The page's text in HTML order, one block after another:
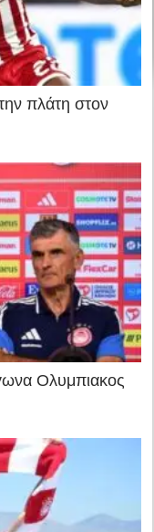
πλάτη στον
Ολυμπιακος